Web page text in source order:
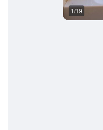
1/19